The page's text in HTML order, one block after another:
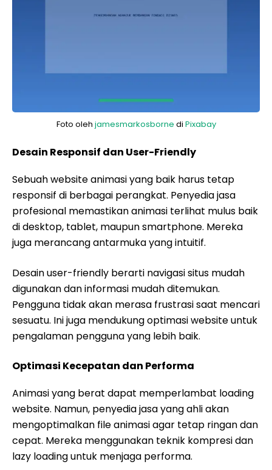
Foto oleh jamesmarkosborne di Pixabay
Desain Responsif dan User-Friendly
Sebuah website animasi yang baik harus tetap
responsif di berbagai perangkat. Penyedia jasa
profesional memastikan animasi terlihat mulus baik
di desktop, tablet, maupun smartphone. Mereka
juga merancang antarmuka yang intuitif.
Desain user-friendly berarti navigasi situs mudah
digunakan dan informasi mudah ditemukan.
Pengguna tidak akan merasa frustrasi saat mencari
sesuatu. Ini juga mendukung optimasi website untuk
pengalaman pengguna yang lebih baik.
Optimasi Kecepatan dan Performa
Animasi yang berat dapat memperlambat loading
website. Namun, penyedia jasa yang ahli akan
mengoptimalkan file animasi agar tetap ringan dan
cepat. Mereka menggunakan teknik kompresi dan
lazy loading untuk menjaga performa.